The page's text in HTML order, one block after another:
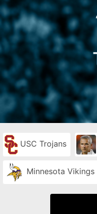
USC Trojans
Minnesota Vikings